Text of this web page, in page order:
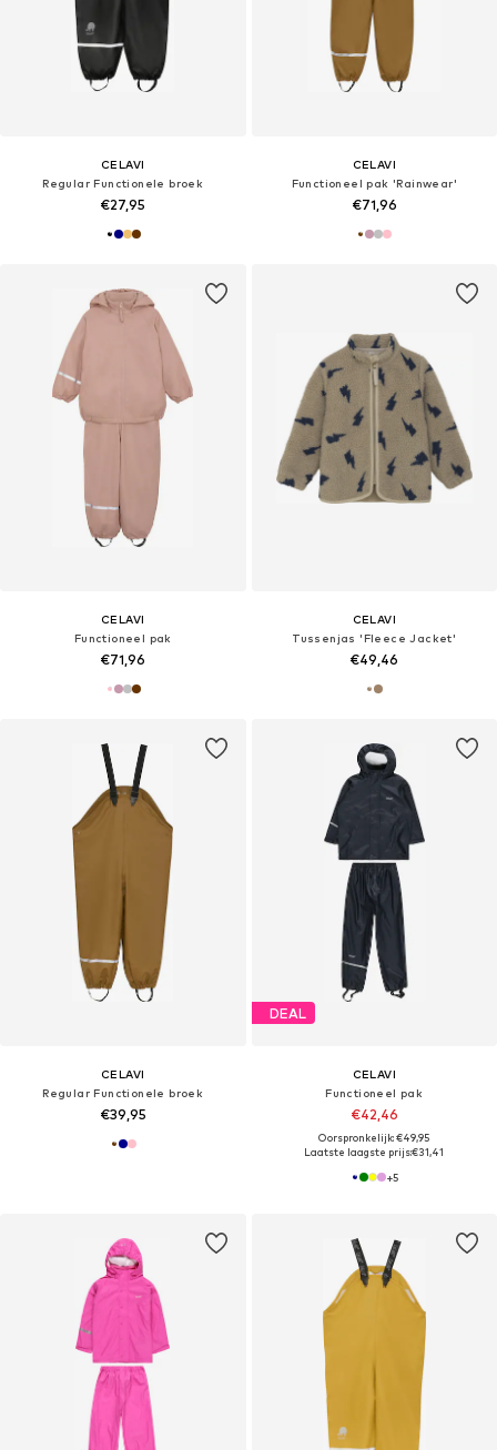
CELAVI
Regular Functionele broek
€27,95
CELAVI
Functioneel pak 'Rainwear'
€71,96
CELAVI
Functioneel pak
€71,96
CELAVI
Tussenjas 'Fleece Jacket'
€49,46
CELAVI
Regular Functionele broek
€39,95
DEAL
CELAVI
Functioneel pak
€42,46
Oorspronkelijk: €49,95
Laatste laagste prijs:€31,41
+5